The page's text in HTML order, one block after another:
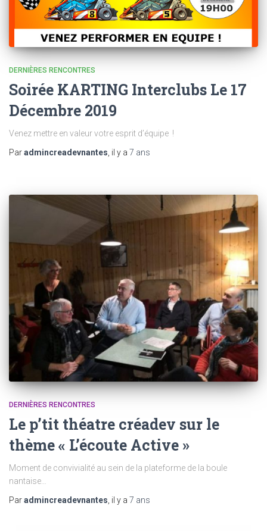
DERNIÈRES RENCONTRES
Soirée KARTING Interclubs Le 17
Décembre 2019
Venez mettre en valeur votre esprit d’équipe !
Paradmincreadevnantes , il y a 7 ans
DERNIÈRES RENCONTRES
Le p’tit théatre créadev sur le
thème « L’écoute Active »
Moment de convivialité au sein de la plateforme de la boule
nantaise…
Paradmincreadevnantes , il y a 7 ans